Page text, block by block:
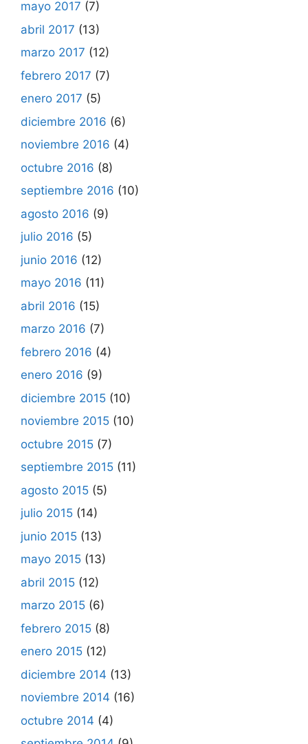
mayo 2017 (7)
abril 2017 (13)
marzo 2017 (12)
febrero 2017 (7)
enero 2017 (5)
diciembre 2016 (6)
noviembre 2016 (4)
octubre 2016 (8)
septiembre 2016 (10)
agosto 2016 (9)
julio 2016 (5)
junio 2016 (12)
mayo 2016 (11)
abril 2016 (15)
marzo 2016 (7)
febrero 2016 (4)
enero 2016 (9)
diciembre 2015 (10)
noviembre 2015 (10)
octubre 2015 (7)
septiembre 2015 (11)
agosto 2015 (5)
julio 2015 (14)
junio 2015 (13)
mayo 2015 (13)
abril 2015 (12)
marzo 2015 (6)
febrero 2015 (8)
enero 2015 (12)
diciembre 2014 (13)
noviembre 2014 (16)
octubre 2014 (4)